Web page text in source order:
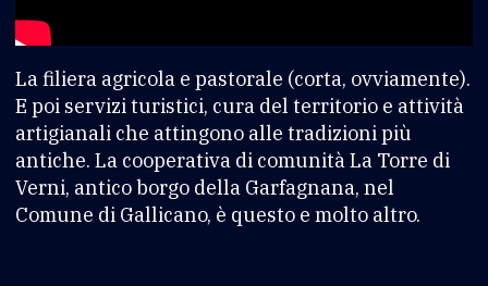
La filiera agricola e pastorale (corta, ovviamente).
E poi servizi turistici, cura del territorio e attività
artigianali che attingono alle tradizioni più
antiche. La cooperativa di comunità La Torre di
Verni, antico borgo della Garfagnana, nel
Comune di Gallicano, è questo e molto altro.